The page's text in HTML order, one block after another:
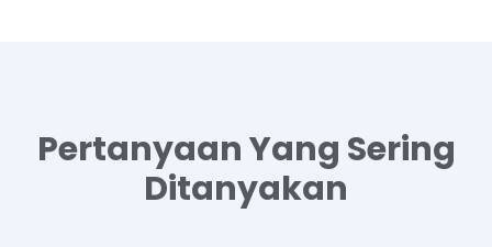
Pertanyaan Yang Sering
Ditanyakan